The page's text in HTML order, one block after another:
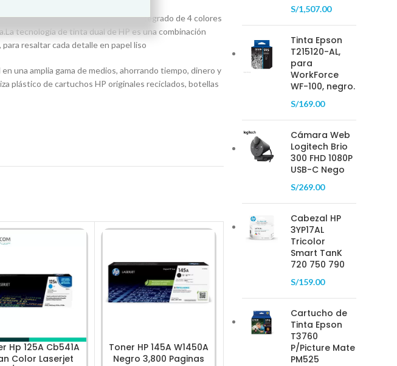
Este cabezal de impresión integrado de 4 colores
tecnología de tinta dual de HP es una combinación
resaltar cada detalle en papel liso
una amplia gama de medios, ahorrando tiempo, dinero y
plástico de cartuchos HP originales reciclados, botellas
Hp 125A Cb541A
Color Laserjet
Toner HP 145A W1450A
Negro 3,800 Paginas
Tóner Hp 202A Cf500A
Negro Laser Jet
S/1,507.00
Tinta Epson
T215120-AL,
para
WorkForce
WF-100, negro.
S/169.00
Cámara Web
Logitech Brio
300 FHD 1080P
USB-C Nego
S/269.00
Cabezal HP
3YP17AL
Tricolor
Smart TanK
720 750 790
S/159.00
Cartucho de
Tinta Epson
T3760
P/Picture Mate
PM525